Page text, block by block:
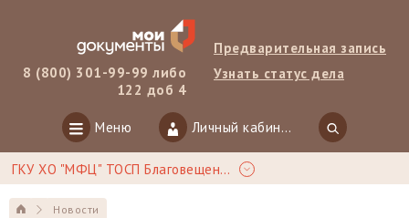
8 (800) 301-99-99 либо
122 доб 4
Предварительная запись
Узнать статус дела
Меню Личный кабинет
ГКУ ХО "МФЦ" ТОСП Благовещенка
Новости